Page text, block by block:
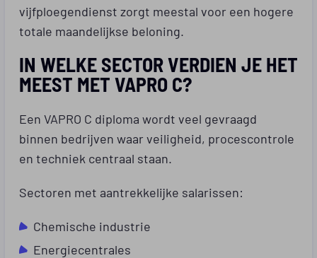
vijfploegendienst zorgt meestal voor een hogere
totale maandelijkse beloning.
IN WELKE SECTOR VERDIEN JE HET
MEEST MET VAPRO C?
Een VAPRO C diploma wordt veel gevraagd
binnen bedrijven waar veiligheid, procescontrole
en techniek centraal staan.
Sectoren met aantrekkelijke salarissen:
Chemische industrie
Energiecentrales